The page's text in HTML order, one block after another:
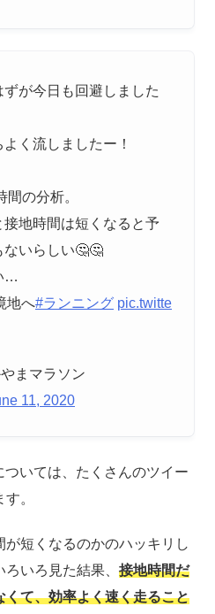
が今日も回避しました
く流しましたー！
の分析。
地時間は短くなると予
いらしい🤔🤔
…
地へ#ランニング pic.twitte
まマラソン
11, 2020
いては、たくさんのツイー
。
短くなるのかのハッキリし
いろ見た結果、 接地時間だ
て、効率よく速く走ること